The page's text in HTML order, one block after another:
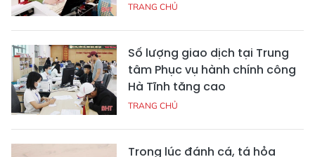
TRANG CHỦ
Số lượng giao dịch tại Trung
tâm Phục vụ hành chính công
Hà Tĩnh tăng cao
TRANG CHỦ
Trong lúc đánh cá, tá hỏa